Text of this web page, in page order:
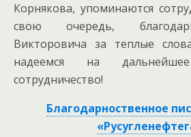
Корнякова, упоминаются
свою очередь,
Викторовича за теплые
надеемся на
сотрудничество!
Благодарноственное